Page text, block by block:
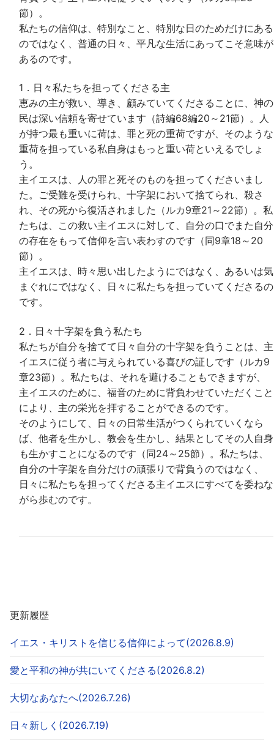
節）。
私たちの信仰は、特別なこと、特別な日のためだけにある
のではなく、普通の日々、平凡な生活にあってこそ意味が
あるのです。
1．日々私たちを担ってくださる主
恵みの主が救い、導き、顧みていてくださることに、神の
民は深い信頼を寄せています（詩編68編20～21節）。人
が持つ最も重いに荷は、罪と死の重荷ですが、そのような
重荷を担っている私自身はもっと重い荷といえるでしょ
う。
主イエスは、人の罪と死そのものを担ってくださいまし
た。ご受難を受けられ、十字架において捨てられ、殺さ
れ、その死から復活されました（ルカ9章21～22節）。私
たちは、この救い主イエスに対して、自分の口でまた自分
の存在をもって信仰を言い表わすのです（同9章18～20
節）。
主イエスは、時々思い出したようにではなく、あるいは気
まぐれにではなく、日々に私たちを担っていてくださるの
です。
2．日々十字架を負う私たち
私たちが自分を捨てて日々自分の十字架を負うことは、主
イエスに従う者に与えられている喜びの証しです（ルカ9
章23節）。私たちは、それを避けることもできますが、
主イエスのために、福音のために背負わせていただくこと
により、主の栄光を拝することができるのです。
そのようにして、日々の日常生活がつくられていくなら
ば、他者を生かし、教会を生かし、結果としてその人自身
も生かすことになるのです（同24～25節）。私たちは、
自分の十字架を自分だけの頑張りで背負うのではなく、
日々に私たちを担ってくださる主イエスにすべてを委ねな
がら歩むのです。
更新履歴
イエス・キリストを信じる信仰によって(2026.8.9)
愛と平和の神が共にいてくださる(2026.8.2)
大切なあなたへ(2026.7.26)
日々新しく(2026.7.19)